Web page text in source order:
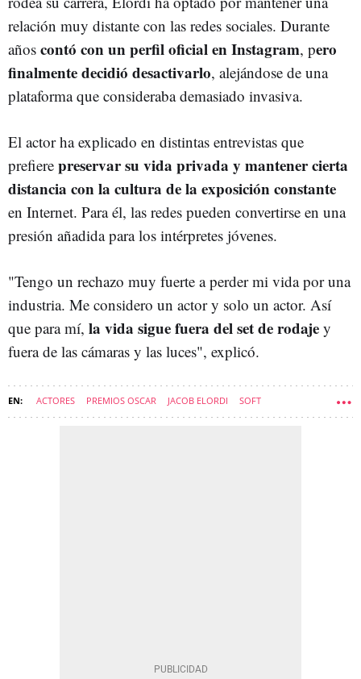
relación muy distante con las redes sociales. Durante
años contó con un perfil oficial en Instagram, pero
finalmente decidió desactivarlo, alejándose de una
plataforma que consideraba demasiado invasiva.
El actor ha explicado en distintas entrevistas que
prefiere preservar su vida privada y mantener cierta
distancia con la cultura de la exposición constante
en Internet. Para él, las redes pueden convertirse en una
presión añadida para los intérpretes jóvenes.
"Tengo un rechazo muy fuerte a perder mi vida por una
industria. Me considero un actor y solo un actor. Así
que para mí, la vida sigue fuera del set de rodaje y
fuera de las cámaras y las luces", explicó.
ACTORES PREMIOS OSCAR JACOB ELORDI SOFT